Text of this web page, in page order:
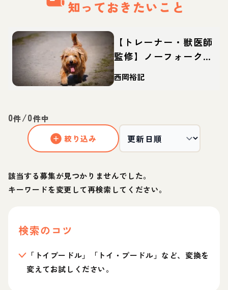
知っておきたいこと
【トレーナー・獣医師
監修】ノーフォークテ
リアってどんな犬？性
格・特徴・育て方・迎
西岡裕記
0件/0件中
絞り込み
該当する募集が見つかりませんでした。
キーワードを変更して再検索してください。
検索のコツ
「トイプードル」「トイ・プードル」など、変換を
変えてお試しください。